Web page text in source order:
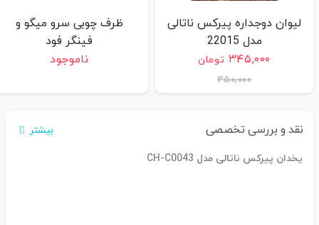
لیوان دوجداره پیرکس ناتالی
مدل 22015
۳۴۵,۰۰۰ تومان
۴۵۰,۰۰۰
ظرف چوبی سرو میگو و
فینگر فود
ناموجود
نقد و بررسی تخصصی بیشتر
یخدان پیرکس ناتالی مدل CH-C0043